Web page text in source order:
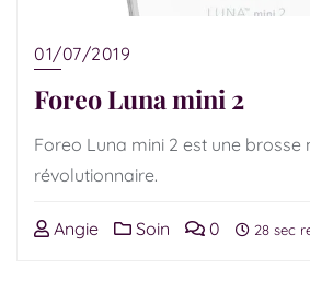
01/07/2019
Foreo Luna mini 2
Foreo Luna mini 2 est une brosse
révolutionnaire.
Angie Soin 0 28 sec